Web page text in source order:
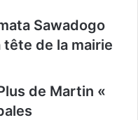
Sawadogo
de la mairie
de Martin «